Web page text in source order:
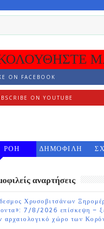
ON FACEBOOK
ON YOUTUBE
ΡΟΗ
ΔΗΜΟΦΙΛΗ
αναρτήσεις
Χρυσοβιτσάνων
7/8/2026 επίσκεψη –
αρχαιολογικό χώρο των